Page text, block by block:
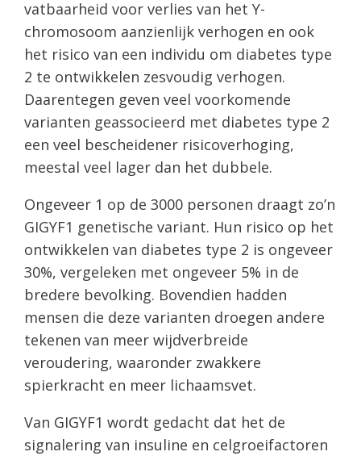
vatbaarheid voor verlies van het Y-
chromosoom aanzienlijk verhogen en ook
het risico van een individu om diabetes type
2 te ontwikkelen zesvoudig verhogen.
Daarentegen geven veel voorkomende
varianten geassocieerd met diabetes type 2
een veel bescheidener risicoverhoging,
meestal veel lager dan het dubbele.
Ongeveer 1 op de 3000 personen draagt ​​zo’n
GIGYF1 genetische variant. Hun risico op het
ontwikkelen van diabetes type 2 is ongeveer
30%, vergeleken met ongeveer 5% in de
bredere bevolking. Bovendien hadden
mensen die deze varianten droegen andere
tekenen van meer wijdverbreide
veroudering, waaronder zwakkere
spierkracht en meer lichaamsvet.
Van GIGYF1 wordt gedacht dat het de
signalering van insuline en celgroeifactoren